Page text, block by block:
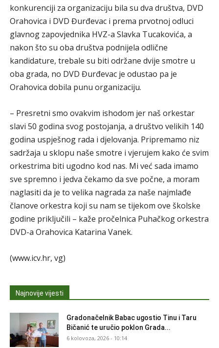
konkurenciji za organizaciju bila su dva društva, DVD
Orahovica i DVD Đurđevac i prema prvotnoj odluci
glavnog zapovjednika HVZ-a Slavka Tucakovića, a
nakon što su oba društva podnijela odlične
kandidature, trebale su biti održane dvije smotre u
oba grada, no DVD Đurđevac je odustao pa je
Orahovica dobila punu organizaciju.
– Presretni smo ovakvim ishodom jer naš orkestar
slavi 50 godina svog postojanja, a društvo velikih 140
godina uspješnog rada i djelovanja. Pripremamo niz
sadržaja u sklopu naše smotre i vjerujem kako će svim
orkestrima biti ugodno kod nas. Mi već sada imamo
sve spremno i jedva čekamo da sve počne, a moram
naglasiti da je to velika nagrada za naše najmlađe
članove orkestra koji su nam se tijekom ove školske
godine priključili – kaže pročelnica Puhačkog orkestra
DVD-a Orahovica Katarina Vanek.
(www.icv.hr, vg)
Najnovije vijesti
Gradonačelnik Babac ugostio Tinu i Taru
Bičanić te uručio poklon Grada...
6 kolovoza, 2026 - 10:14